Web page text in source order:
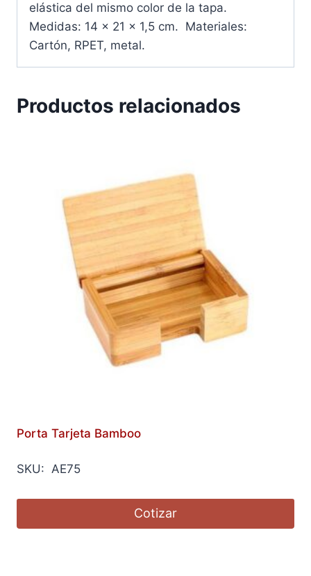
elástica del mismo color de la tapa.
Medidas: 14 x 21 x 1,5 cm. Materiales:
Cartón, RPET, metal.
Productos relacionados
Porta Tarjeta Bamboo
SKU: AE75
Cotizar